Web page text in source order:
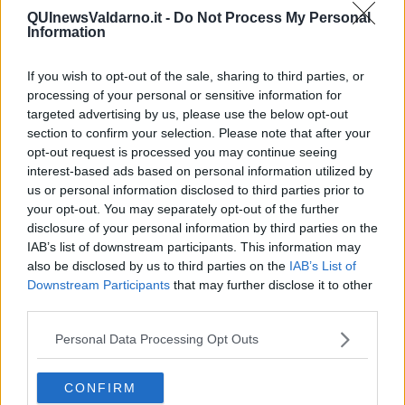
QUInewsValdarno.it - Do Not Process My Personal
Information
If you wish to opt-out of the sale, sharing to third parties, or
processing of your personal or sensitive information for
targeted advertising by us, please use the below opt-out
section to confirm your selection. Please note that after your
opt-out request is processed you may continue seeing
interest-based ads based on personal information utilized by
us or personal information disclosed to third parties prior to
your opt-out. You may separately opt-out of the further
disclosure of your personal information by third parties on the
IAB’s list of downstream participants. This information may
also be disclosed by us to third parties on the IAB’s List of
Downstream Participants that may further disclose it to other
Personal Data Processing Opt Outs
CONFIRM
C.M. “bécero” non è un termine offensivo, anzi per lui un bécero è
un toscano allo stato di grazia che osa dire a voce alta in piazza
quando passò per Prato il Re di Francia Carlo VIII, quello delle
trombe e delle campane, sceso in Italia per insegnare agli italiani il
rispetto per chi comanda; i miei pratesi non si accontentarono di far
la stima del panno di cui vestiva quel Re, ma dicendo. “a Prato hai
da finire” si voltarono tutti insieme contro il muro per farsi una
pisciatina” (74)
E anche ad Annibale, quando scese a conquistare la Toscana, fu
riservato un trattamento simile: “ Tu sei più buffo di Annibale”
dicono i miei pratesi. Forse perché Annibale era fuligginoso e
aveva un occhio solo (…) nessuna città toscana gli aprì le porte. E
se Annibale volle dormire, gli toccò dormire fuori dell’uscio (…) e se
volle una donna gli toccò farsela venire dall’Africa; tanto che, una
volta fuori dalla Toscana, non ci volle più rimetter piede e preferì
rimanersene a gironzolare e a battagliare per vent’anni nelle Puglie
e nelle Calabrie, dove per mantenersi amici quei popoli, gli bastava
dar spettacolo in piazza, la domenica, con i suoi elefanti
ammaestrati” (77,78)